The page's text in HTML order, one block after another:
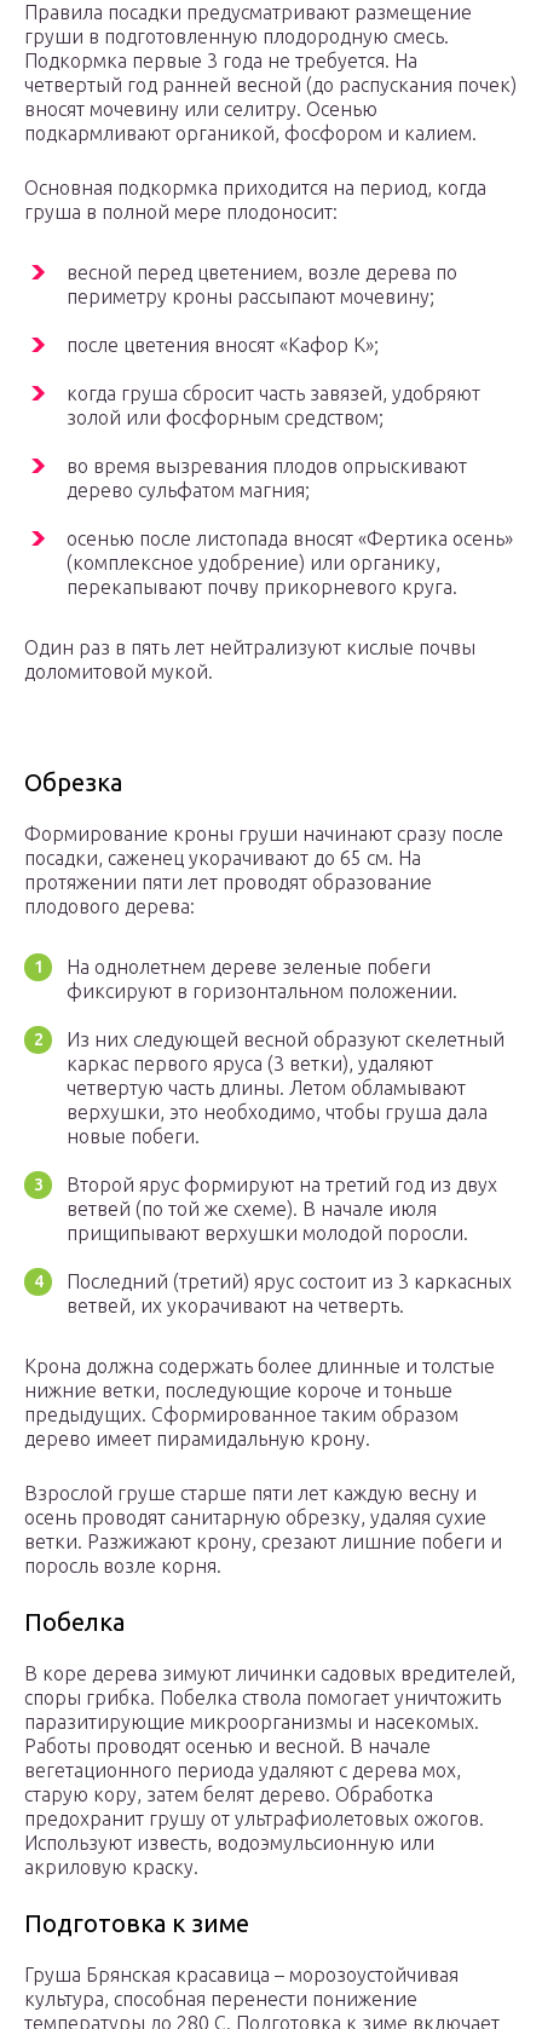
Правила посадки предусматривают размещение
груши в подготовленную плодородную смесь.
Подкормка первые 3 года не требуется. На
четвертый год ранней весной (до распускания почек)
вносят мочевину или селитру. Осенью
подкармливают органикой, фосфором и калием.
Основная подкормка приходится на период, когда
груша в полной мере плодоносит:
весной перед цветением, возле дерева по
периметру кроны рассыпают мочевину;
после цветения вносят «Кафор К»;
когда груша сбросит часть завязей, удобряют
золой или фосфорным средством;
во время вызревания плодов опрыскивают
дерево сульфатом магния;
осенью после листопада вносят «Фертика осень»
(комплексное удобрение) или органику,
перекапывают почву прикорневого круга.
Один раз в пять лет нейтрализуют кислые почвы
доломитовой мукой.
Обрезка
Формирование кроны груши начинают сразу после
посадки, саженец укорачивают до 65 см. На
протяжении пяти лет проводят образование
плодового дерева:
На однолетнем дереве зеленые побеги
фиксируют в горизонтальном положении.
Из них следующей весной образуют скелетный
каркас первого яруса (3 ветки), удаляют
четвертую часть длины. Летом обламывают
верхушки, это необходимо, чтобы груша дала
новые побеги.
Второй ярус формируют на третий год из двух
ветвей (по той же схеме). В начале июля
прищипывают верхушки молодой поросли.
Последний (третий) ярус состоит из 3 каркасных
ветвей, их укорачивают на четверть.
Крона должна содержать более длинные и толстые
нижние ветки, последующие короче и тоньше
предыдущих. Сформированное таким образом
дерево имеет пирамидальную крону.
Взрослой груше старше пяти лет каждую весну и
осень проводят санитарную обрезку, удаляя сухие
ветки. Разжижают крону, срезают лишние побеги и
поросль возле корня.
Побелка
В коре дерева зимуют личинки садовых вредителей,
споры грибка. Побелка ствола помогает уничтожить
паразитирующие микроорганизмы и насекомых.
Работы проводят осенью и весной. В начале
вегетационного периода удаляют с дерева мох,
старую кору, затем белят дерево. Обработка
предохранит грушу от ультрафиолетовых ожогов.
Используют известь, водоэмульсионную или
акриловую краску.
Подготовка к зиме
Груша Брянская красавица – морозоустойчивая
культура, способная перенести понижение
температуры до 280 C. Подготовка к зиме включает